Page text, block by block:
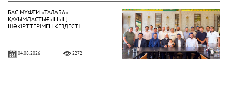
БАС МҮФТИ «ТАЛАБА»
ҚАУЫМДАСТЫҒЫНЫҢ
ШӘКІРТТЕРІМЕН КЕЗДЕСТІ
04.08.2026 2272